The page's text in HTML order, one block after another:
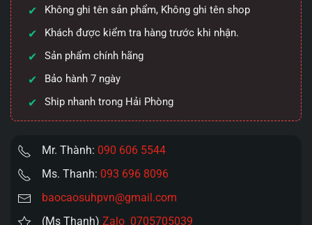
–
Little
Loli"
790g
số
lượng
Không ghi tên sản phẩm, Không ghi tên shop
Khách được kiểm tra hàng trước khi nhận.
Sản phẩm chính hãng
Bảo hành 7 ngày
Ship nhanh trong Hải Phòng
Mr. Thành: 090 606 5544
Ms. Thanh: 093 696 8096
baocaosuhpvn@gmail.com
(Ms Thanh) Zalo 0705705039